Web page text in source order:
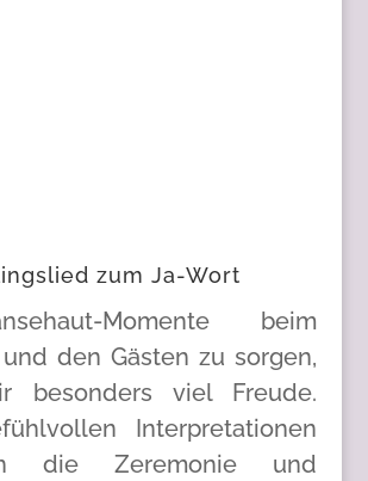
zum Ja-Wort
Momente beim
und den Gästen zu sorgen,
besonders viel Freude.
Interpretationen
die Zeremonie und